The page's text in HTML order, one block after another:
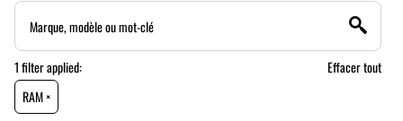
1filterapplied:
Effacer tout
RAM ×